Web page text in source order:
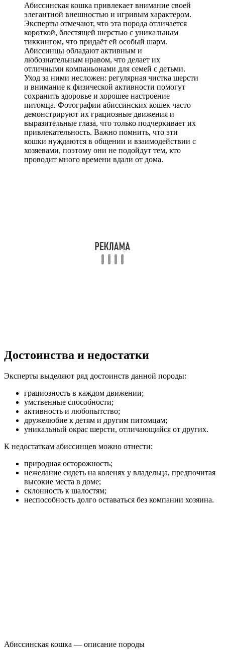
Абиссинская кошка привлекает внимание своей
элегантной внешностью и игривым характером.
Эксперты отмечают, что эта порода отличается
короткой, блестящей шерстью с уникальным
тиккингом, что придаёт ей особый шарм.
Абиссинцы обладают активным и
любознательным нравом, что делает их
отличными компаньонами для семей с детьми.
Уход за ними несложен: регулярная чистка шерсти
и внимание к физической активности помогут
сохранить здоровье и хорошее настроение
питомца. Фотографии абиссинских кошек часто
демонстрируют их грациозные движения и
выразительные глаза, что только подчеркивает их
привлекательность. Важно помнить, что эти
кошки нуждаются в общении и взаимодействии с
хозяевами, поэтому они не подойдут тем, кто
проводит много времени вдали от дома.
Достоинства и недостатки
Эксперты выделяют ряд достоинств данной породы:
грациозность в каждом движении;
умственные способности;
активность и любопытство;
дружелюбие к детям и другим питомцам;
уникальный окрас шерсти, отличающийся от других.
К недостаткам абиссинцев можно отнести:
природная осторожность;
нежелание сидеть на коленях у владельца, предпочитая
высокие места в доме;
склонность к шалостям;
неспособность долго оставаться без компании хозяина.
Абиссинская кошка — описание породы